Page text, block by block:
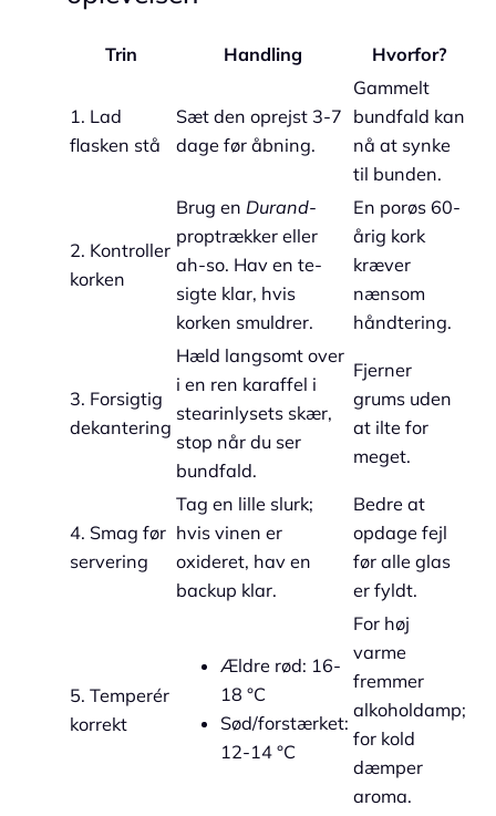
Trin Handling Hvorfor?
1. Lad
flasken stå
Sæt den oprejst 3-7
dage før åbning.
Gammelt
bundfald kan
nå at synke
til bunden.
2. Kontroller
korken
Brug en Durand-
proptrækker eller
ah-so. Hav en te-
sigte klar, hvis
korken smuldrer.
En porøs 60-
årig kork
kræver
nænsom
håndtering.
3. Forsigtig
dekantering
Hæld langsomt over
i en ren karaffel i
stearinlysets skær,
stop når du ser
bundfald.
Fjerner
grums uden
at ilte for
meget.
4. Smag før
servering
Tag en lille slurk;
hvis vinen er
oxideret, hav en
backup klar.
Bedre at
opdage fejl
før alle glas
er fyldt.
5. Temperér
korrekt
Ældre rød: 16-
18 °C
Sød/forstærket:
12-14 °C
For høj
varme
fremmer
alkoholdamp;
for kold
dæmper
aroma.